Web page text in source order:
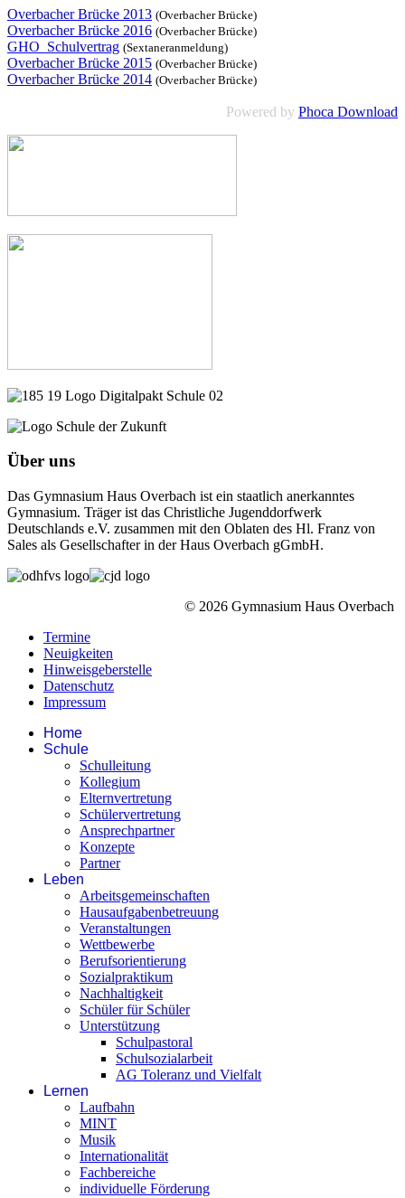
Overbacher Brücke 2013 (Overbacher Brücke)
Overbacher Brücke 2016 (Overbacher Brücke)
GHO_Schulvertrag (Sextaneranmeldung)
Overbacher Brücke 2015 (Overbacher Brücke)
Overbacher Brücke 2014 (Overbacher Brücke)
Powered by Phoca Download
Über uns
Das Gymnasium Haus Overbach ist ein staatlich anerkanntes
Gymnasium. Träger ist das Christliche Jugenddorfwerk
Deutschlands e.V. zusammen mit den Oblaten des Hl. Franz von
Sales als Gesellschafter in der Haus Overbach gGmbH.
© 2026 Gymnasium Haus Overbach
Termine
Neuigkeiten
Hinweisgeberstelle
Datenschutz
Impressum
Home
Schule
Schulleitung
Kollegium
Elternvertretung
Schülervertretung
Ansprechpartner
Konzepte
Partner
Leben
Arbeitsgemeinschaften
Hausaufgabenbetreuung
Veranstaltungen
Wettbewerbe
Berufsorientierung
Sozialpraktikum
Nachhaltigkeit
Schüler für Schüler
Unterstützung
Schulpastoral
Schulsozialarbeit
AG Toleranz und Vielfalt
Lernen
Laufbahn
MINT
Musik
Internationalität
Fachbereiche
individuelle Förderung